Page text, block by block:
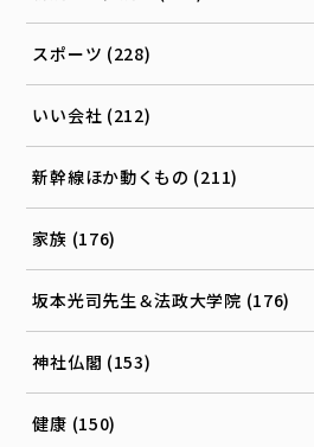
スポーツ (228)
いい会社 (212)
新幹線ほか動くもの (211)
家族 (176)
坂本光司先生＆法政大学院 (176)
神社仏閣 (153)
健康 (150)